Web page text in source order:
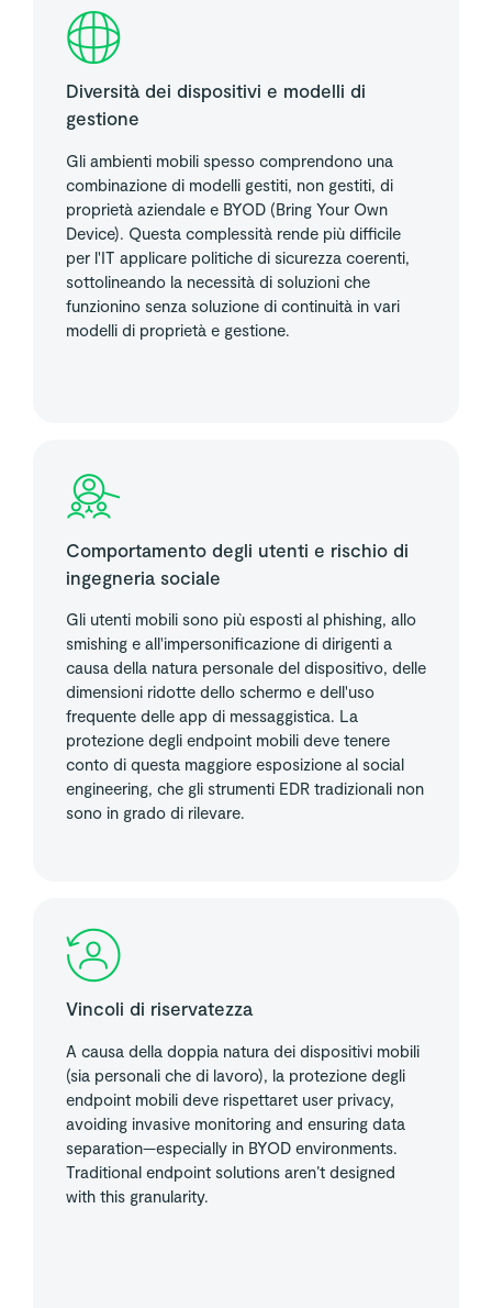
Diversità dei dispositivi e modelli di
gestione
Gli ambienti mobili spesso comprendono una
combinazione di modelli gestiti, non gestiti, di
proprietà aziendale e BYOD (Bring Your Own
Device). Questa complessità rende più difficile
per l'IT applicare politiche di sicurezza coerenti,
sottolineando la necessità di soluzioni che
funzionino senza soluzione di continuità in vari
modelli di proprietà e gestione.
Comportamento degli utenti e rischio di
ingegneria sociale
Gli utenti mobili sono più esposti al phishing, allo
smishing e all'impersonificazione di dirigenti a
causa della natura personale del dispositivo, delle
dimensioni ridotte dello schermo e dell'uso
frequente delle app di messaggistica. La
protezione degli endpoint mobili deve tenere
conto di questa maggiore esposizione al social
engineering, che gli strumenti EDR tradizionali non
sono in grado di rilevare.
Vincoli di riservatezza
A causa della doppia natura dei dispositivi mobili
(sia personali che di lavoro), la protezione degli
endpoint mobili deve rispettaret user privacy,
avoiding invasive monitoring and ensuring data
separation—especially in BYOD environments.
Traditional endpoint solutions aren’t designed
with this granularity.